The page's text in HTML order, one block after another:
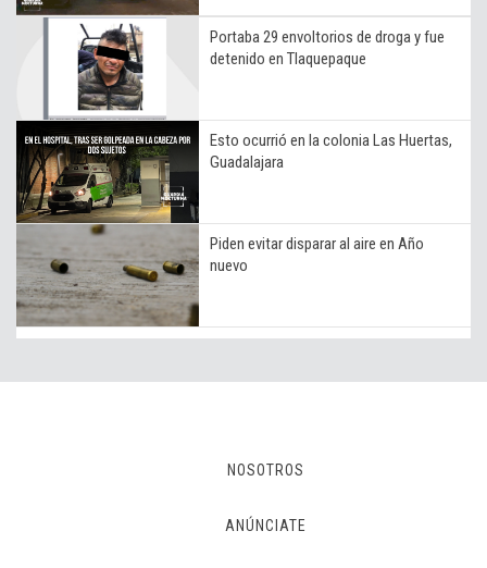
Portaba 29 envoltorios de droga y fue
detenido en Tlaquepaque
Esto ocurrió en la colonia Las Huertas,
Guadalajara
Piden evitar disparar al aire en Año
nuevo
NOSOTROS
ANÚNCIATE